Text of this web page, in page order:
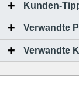
Kunden-
Verwandte
Verwandte